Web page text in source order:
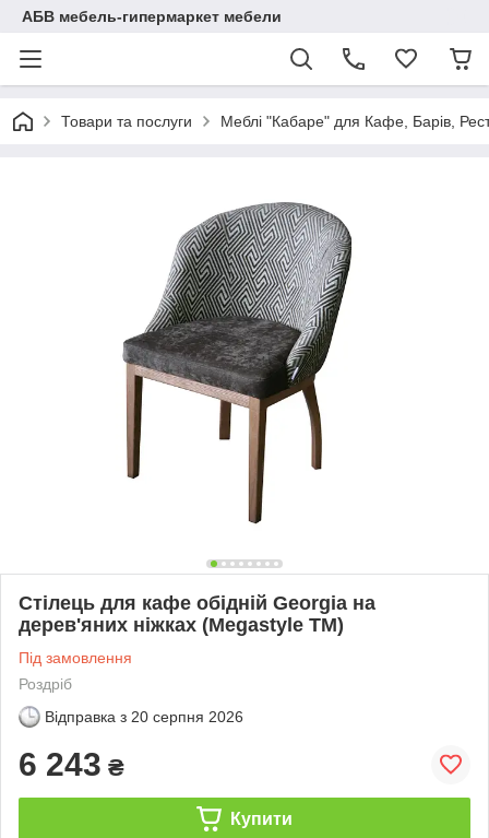
АБВ мебель-гипермаркет мебели
Товари та послуги Меблі "Кабаре" для Кафе, Барів,
Стілець для кафе обідній Georgia на
дерев'яних ніжках (Megastyle ТМ)
Під замовлення
Роздріб
Відправка з 20 серпня 2026
6 243 ₴
Купити